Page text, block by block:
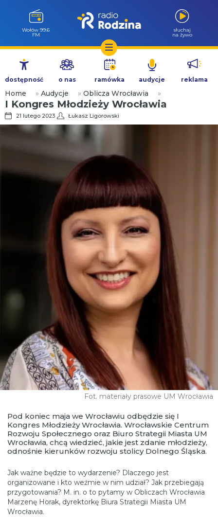
Przejdź
treści
Wołów 99.6
FM
słuchaj
na żywo
dostępność o nas ramówka audycje reklama
Home » Audycje » Oblicza Wrocławia »
I Kongres Młodzieży Wrocławia
21 lutego 2023 Łukasz Ligorowski
Fot. materiały prasowe UM Wrocławia
Pod koniec maja we Wrocławiu odbędzie się I
Kongres Młodzieży Wrocławia. Wrocławskie Centrum
Rozwoju Społecznego oraz Biuro Strategii Miasta UM
Wrocławia, chcą wiedzieć, jakie jest zdanie młodzieży,
odnośnie kierunków rozwoju stolicy Dolnego Śląska.
Jak ważne będzie to wydarzenie? Dlaczego jest
organizowane i kto weźmie w nim udział? Jak przebiegają
przygotowania? M. in. o to pytamy w Obliczach Wrocławia
Marzenę Horak, dyrektorkę Biura Strategii Miasta UM
Wrocławia.